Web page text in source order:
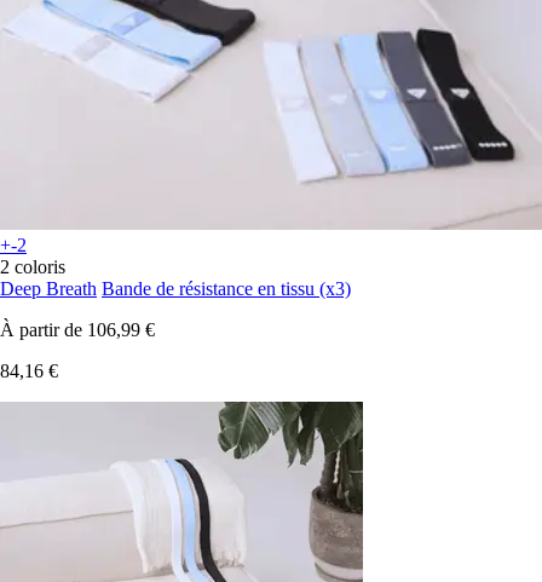
+-2
2 coloris
Deep Breath Bande de résistance en tissu (x3)
À partir de 106,99 €
84,16 €